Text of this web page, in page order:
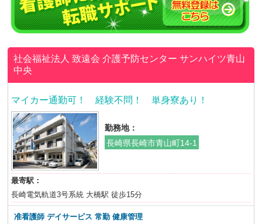
社会福祉法人 致遠会介護予防センター サンハイツ青山
中央
マイカー通勤可！ 経験不問！ 単身寮あり！
勤務地：
長崎県長崎市青山町14-1
最寄駅：
長崎電気軌道3号系統 大橋駅 徒歩15分
准看護師デイサービス 常勤 健康管理